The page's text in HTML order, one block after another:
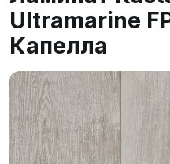
Ultramarine
Капелла